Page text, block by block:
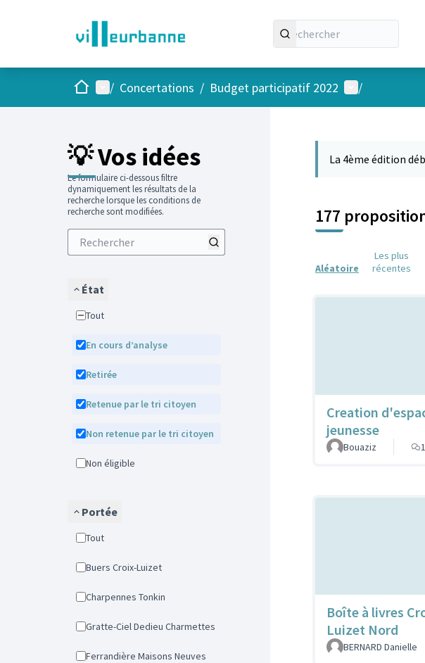
AccueilMenu principal
/ Concertations / Budget participatif 2022 Menu utilisateur
/
💡 Vos idées
Le formulaire ci-dessous filtre
dynamiquement les résultats de la
recherche lorsque les conditions de
recherche sont modifiées.
État
Tout
En cours d’analyse
Retirée
Retenue par le tri citoyen
Non retenue par le tri citoyen
Non éligible
Portée
Tout
Buers Croix-Luizet
Charpennes Tonkin
Gratte-Ciel Dedieu Charmettes
Ferrandière Maisons Neuves
La 4ème édition
177
Aléatoire
Les plus
récentes
Creation
jeunesse
Bouaziz
1
Boîte à livres
Luizet Nord
BERNARD Danielle